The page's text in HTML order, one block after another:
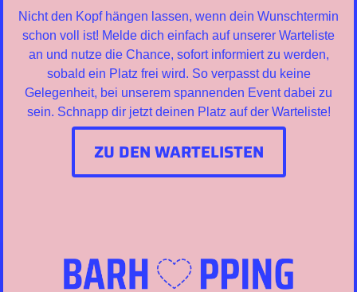
Nicht den Kopf hängen lassen, wenn dein Wunschtermin
schon voll ist! Melde dich einfach auf unserer Warteliste
an und nutze die Chance, sofort informiert zu werden,
sobald ein Platz frei wird. So verpasst du keine
Gelegenheit, bei unserem spannenden Event dabei zu
sein. Schnapp dir jetzt deinen Platz auf der Warteliste!
ZU DEN WARTELISTEN